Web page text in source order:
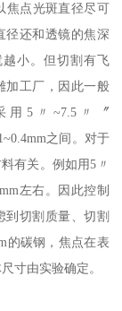
焦点光斑直径尽可
径还和透镜的焦深
小。但切割有飞
加工厂，因此一般
用5〃~7.5〃〞
之间。对于
有关。例如用5〃
左右。因此控制
切割质量、切割
的碳钢，焦点在表
寸由实验确定。